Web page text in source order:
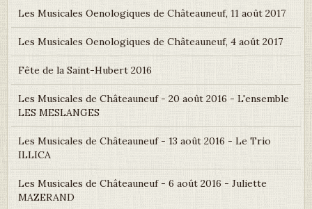
Les Musicales Oenologiques de Châteauneuf, 11 août 2017
Les Musicales Oenologiques de Châteauneuf, 4 août 2017
Fête de la Saint-Hubert 2016
Les Musicales de Châteauneuf - 20 août 2016 - L'ensemble
LES MESLANGES
Les Musicales de Châteauneuf - 13 août 2016 - Le Trio
ILLICA
Les Musicales de Châteauneuf - 6 août 2016 - Juliette
MAZERAND